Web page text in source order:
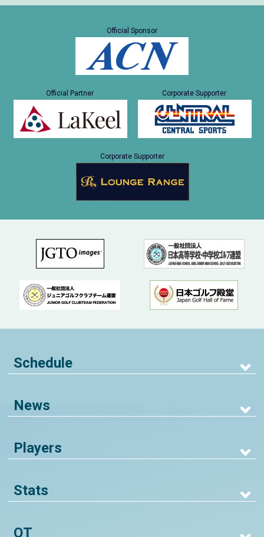
Official Sponsor
Official Partner Corporate Supporter
Corporate Supporter
Schedule
News
Players
Stats
QT